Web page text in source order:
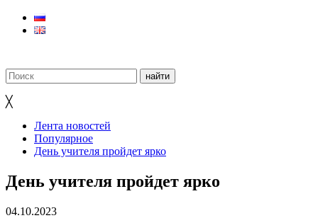
╳
Лента новостей
Популярное
День учителя пройдет ярко
День учителя пройдет ярко
04.10.2023